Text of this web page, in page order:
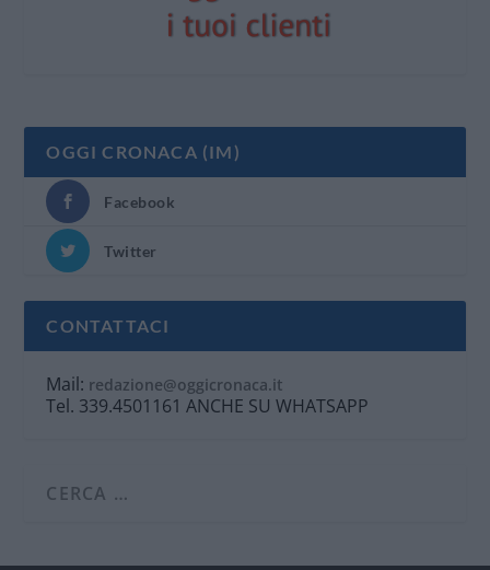
OGGI CRONACA (IM)
Facebook
Twitter
CONTATTACI
Mail: redazione@oggicronaca.it
Tel. 339.4501161 ANCHE SU WHATSAPP